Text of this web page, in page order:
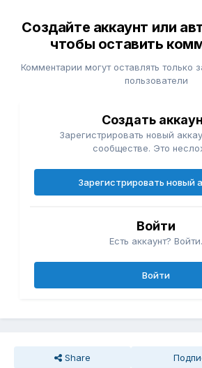
Создайте аккаунт или
чтобы оставить
Комментарии могут оставлять только
пользователи
Создать
Зарегистрировать новый
сообществе. Это
Зарегистрировать новый
Войти
Есть аккаунт? Войти.
Войти
Share